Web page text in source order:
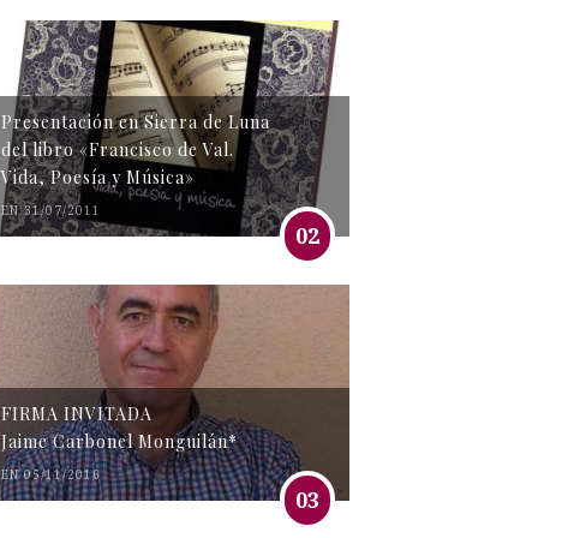
Presentación en Sierra de Luna
del libro «Francisco de Val.
Vida, Poesía y Música»
EN 31/07/2011
02
FIRMA INVITADA
Jaime Carbonel Monguilán*
EN 05/11/2016
03